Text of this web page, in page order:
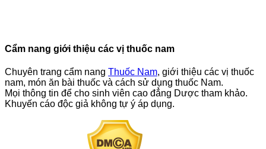
Cẩm nang giới thiệu các vị thuốc nam
Chuyên trang cẩm nang Thuốc Nam, giới thiệu các vị thuốc
nam, món ăn bài thuốc và cách sử dụng thuốc Nam.
Mọi thông tin để cho sinh viên cao đẳng Dược tham khảo.
Khuyến cáo độc giả không tự ý áp dụng.